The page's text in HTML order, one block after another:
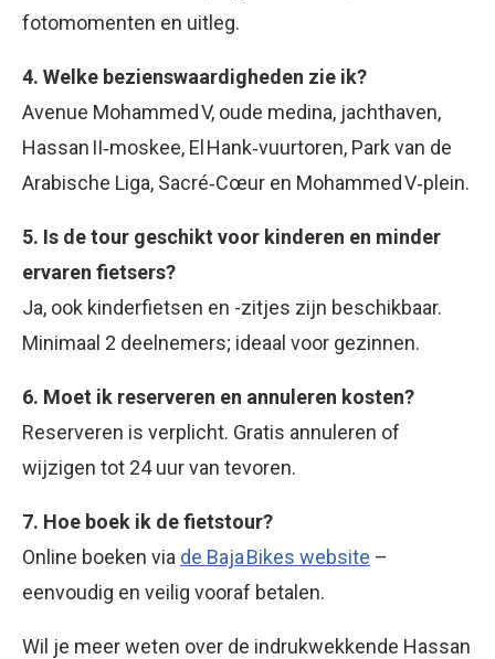
fotomomenten en uitleg.
4. Welke bezienswaardigheden zie ik?
Avenue Mohammed V, oude medina, jachthaven,
Hassan II‑moskee, El Hank‑vuurtoren, Park van de
Arabische Liga, Sacré‑Cœur en Mohammed V‑plein.
5. Is de tour geschikt voor kinderen en minder
ervaren fietsers?
Ja, ook kinderfietsen en -zitjes zijn beschikbaar.
Minimaal 2 deelnemers; ideaal voor gezinnen.
6. Moet ik reserveren en annuleren kosten?
Reserveren is verplicht. Gratis annuleren of
wijzigen tot 24 uur van tevoren.
7. Hoe boek ik de fietstour?
Online boeken via de Baja Bikes website –
eenvoudig en veilig vooraf betalen.
Wil je meer weten over de indrukwekkende Hassan